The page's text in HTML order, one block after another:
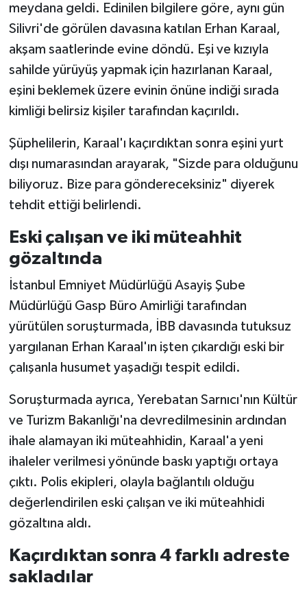
meydana geldi. Edinilen bilgilere göre, aynı gün
Silivri'de görülen davasına katılan Erhan Karaal,
akşam saatlerinde evine döndü. Eşi ve kızıyla
sahilde yürüyüş yapmak için hazırlanan Karaal,
eşini beklemek üzere evinin önüne indiği sırada
kimliği belirsiz kişiler tarafından kaçırıldı.
Şüphelilerin, Karaal'ı kaçırdıktan sonra eşini yurt
dışı numarasından arayarak, "Sizde para olduğunu
biliyoruz. Bize para göndereceksiniz" diyerek
tehdit ettiği belirlendi.
Eski çalışan ve iki müteahhit
gözaltında
İstanbul Emniyet Müdürlüğü Asayiş Şube
Müdürlüğü Gasp Büro Amirliği tarafından
yürütülen soruşturmada, İBB davasında tutuksuz
yargılanan Erhan Karaal'ın işten çıkardığı eski bir
çalışanla husumet yaşadığı tespit edildi.
Soruşturmada ayrıca, Yerebatan Sarnıcı'nın Kültür
ve Turizm Bakanlığı'na devredilmesinin ardından
ihale alamayan iki müteahhidin, Karaal'a yeni
ihaleler verilmesi yönünde baskı yaptığı ortaya
çıktı. Polis ekipleri, olayla bağlantılı olduğu
değerlendirilen eski çalışan ve iki müteahhidi
gözaltına aldı.
Kaçırdıktan sonra 4 farklı adreste
sakladılar
Spor
Vasıta
Yaşam